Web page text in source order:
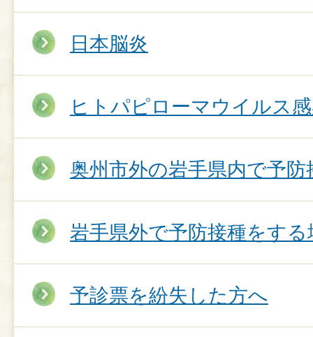
日本脳炎
ヒトパピローマウイルス
奥州市外の岩手県内で予
岩手県外で予防接種をする
予診票を紛失した方へ